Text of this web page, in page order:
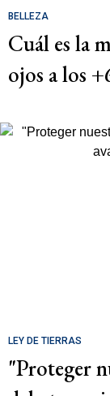
BELLEZA
Cuál es la
ojos a los
LEY DE TIERRAS
"Proteger